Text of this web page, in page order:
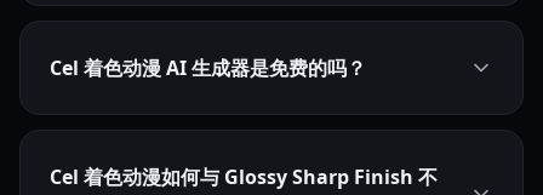
Cel 着色动漫 AI 生成器是免费的吗？
Cel 着色动漫如何与 Glossy Sharp Finish 不